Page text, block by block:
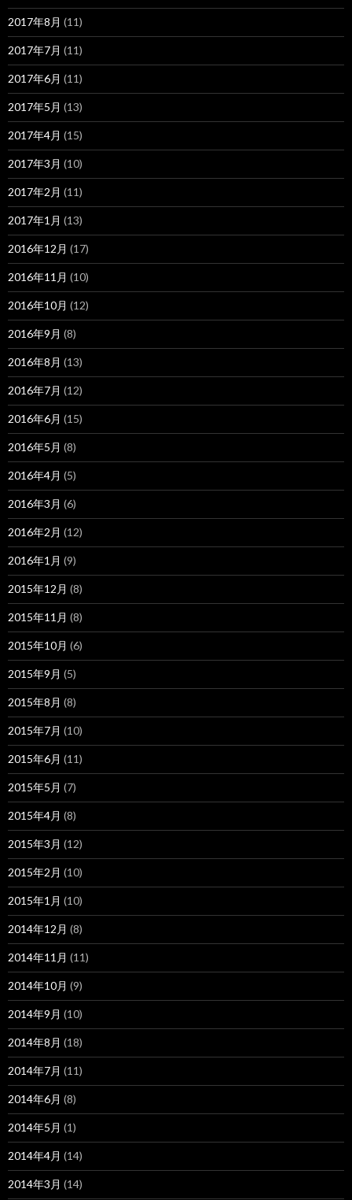
2017年8月 (11)
2017年7月 (11)
2017年6月 (11)
2017年5月 (13)
2017年4月 (15)
2017年3月 (10)
2017年2月 (11)
2017年1月 (13)
2016年12月 (17)
2016年11月 (10)
2016年10月 (12)
2016年9月 (8)
2016年8月 (13)
2016年7月 (12)
2016年6月 (15)
2016年5月 (8)
2016年4月 (5)
2016年3月 (6)
2016年2月 (12)
2016年1月 (9)
2015年12月 (8)
2015年11月 (8)
2015年10月 (6)
2015年9月 (5)
2015年8月 (8)
2015年7月 (10)
2015年6月 (11)
2015年5月 (7)
2015年4月 (8)
2015年3月 (12)
2015年2月 (10)
2015年1月 (10)
2014年12月 (8)
2014年11月 (11)
2014年10月 (9)
2014年9月 (10)
2014年8月 (18)
2014年7月 (11)
2014年6月 (8)
2014年5月 (1)
2014年4月 (14)
2014年3月 (14)